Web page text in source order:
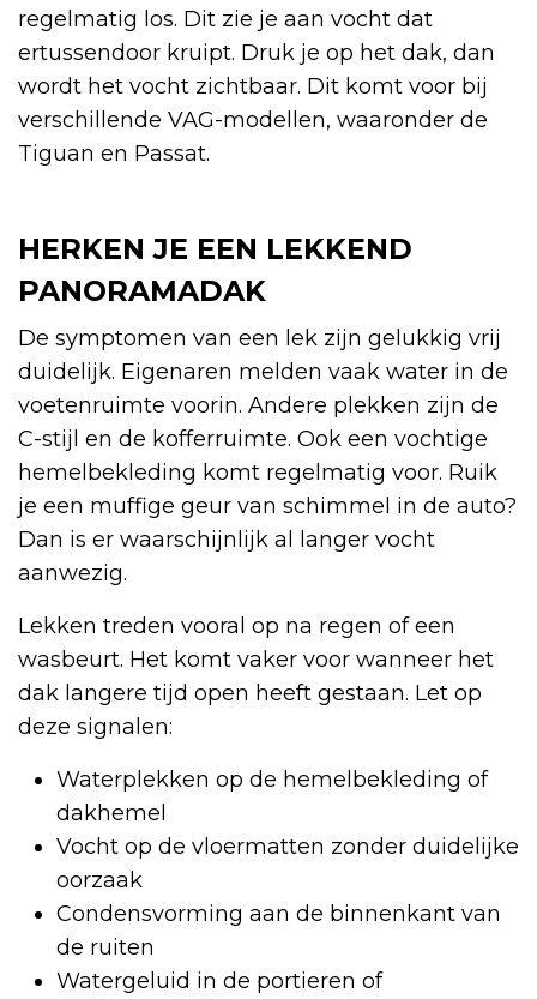
regelmatig los. Dit zie je aan vocht dat
ertussendoor kruipt. Druk je op het dak, dan
wordt het vocht zichtbaar. Dit komt voor bij
verschillende VAG-modellen, waaronder de
Tiguan en Passat.
HERKEN JE EEN LEKKEND
PANORAMADAK
De symptomen van een lek zijn gelukkig vrij
duidelijk. Eigenaren melden vaak water in de
voetenruimte voorin. Andere plekken zijn de
C-stijl en de kofferruimte. Ook een vochtige
hemelbekleding komt regelmatig voor. Ruik
je een muffige geur van schimmel in de auto?
Dan is er waarschijnlijk al langer vocht
aanwezig.
Lekken treden vooral op na regen of een
wasbeurt. Het komt vaker voor wanneer het
dak langere tijd open heeft gestaan. Let op
deze signalen:
Waterplekken op de hemelbekleding of
dakhemel
Vocht op de vloermatten zonder duidelijke
oorzaak
Condensvorming aan de binnenkant van
de ruiten
Watergeluid in de portieren of